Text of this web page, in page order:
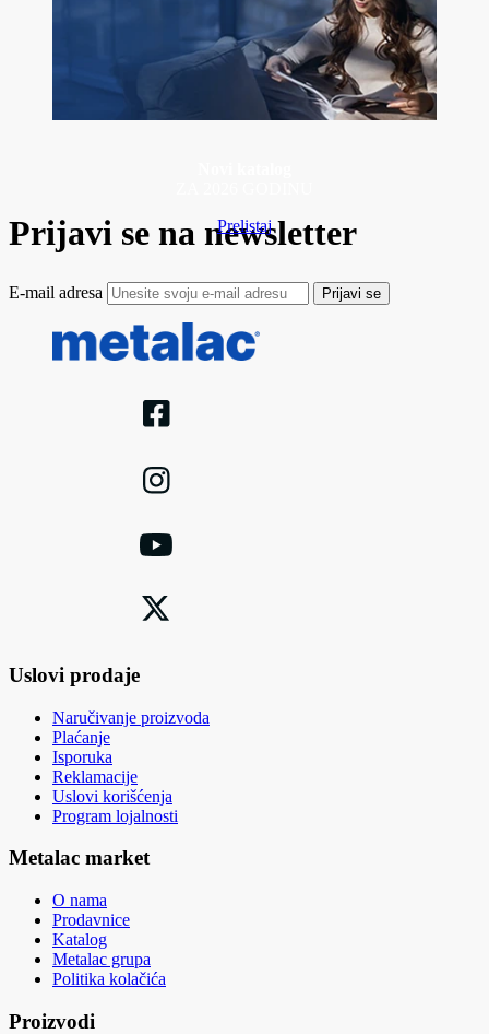
Prelistaj
Prijavi se na newsletter
E-mail adresa Prijavi se
Uslovi prodaje
Naručivanje proizvoda
Plaćanje
Isporuka
Reklamacije
Uslovi korišćenja
Program lojalnosti
Metalac market
O nama
Prodavnice
Katalog
Metalac grupa
Politika kolačića
Proizvodi